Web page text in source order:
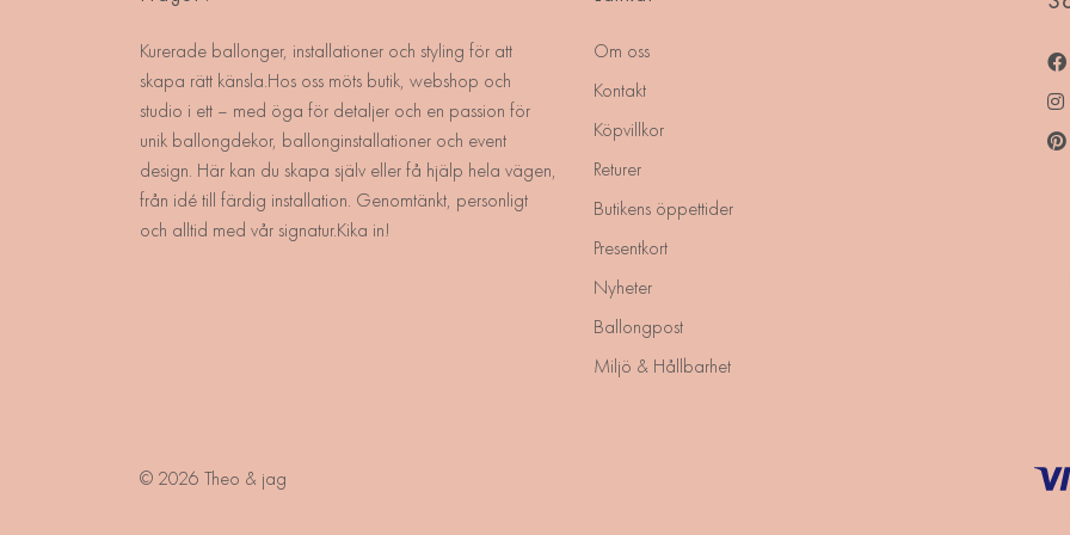
Kurerade ballonger, installationer och styling för att
skapa rätt känsla.Hos oss möts butik, webshop och
studio i ett – med öga för detaljer och en passion för
unik ballongdekor, ballonginstallationer och event
design. Här kan du skapa själv eller få hjälp hela vägen,
från idé till färdig installation. Genomtänkt, personligt
och alltid med vår signatur.Kika in!
Om oss
Kontakt
Köpvillkor
Returer
Butikens öppettider
Presentkort
Nyheter
Ballongpost
Miljö & Hållbarhet
© 2026 Theo & jag